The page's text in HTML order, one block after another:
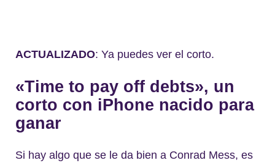
ACTUALIZADO: Ya puedes ver el corto.
«Time to pay off debts», un
corto con iPhone nacido para
ganar
Si hay algo que se le da bien a Conrad Mess, es